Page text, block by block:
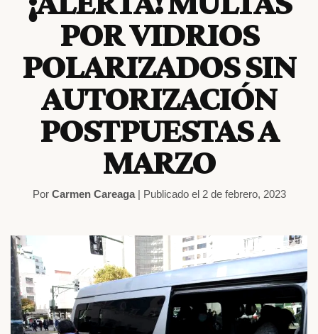
POR VIDRIOS
POLARIZADOS SIN
AUTORIZACIÓN
POSTPUESTAS A
MARZO
Por Carmen Careaga| Publicado el 2 de febrero, 2023